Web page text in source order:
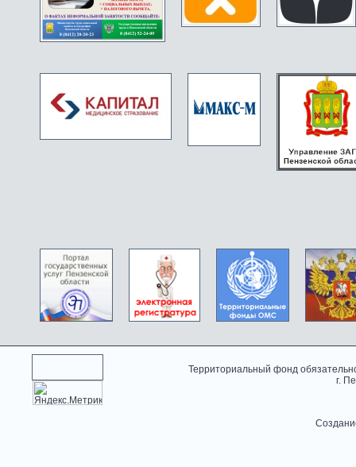
Территориальный фонд
г.